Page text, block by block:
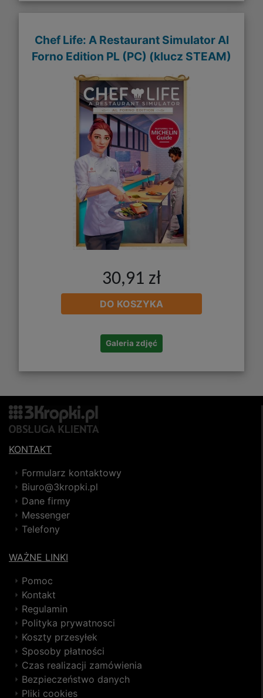
Chef Life: A Restaurant Simulator Al
Forno Edition PL (PC) (klucz STEAM)
30,91 zł
DO KOSZYKA
Galeria zdjęć
KONTAKT
Formularz kontaktowy
Biuro@3kropki.pl
Dane firmy
Messenger
Telefony
WAŻNE LINKI
Pomoc
Kontakt
Regulamin
Polityka prywatnosci
Koszty przesyłek
Sposoby płatności
Czas realizacji zamówienia
Bezpieczeństwo danych
Pliki cookies